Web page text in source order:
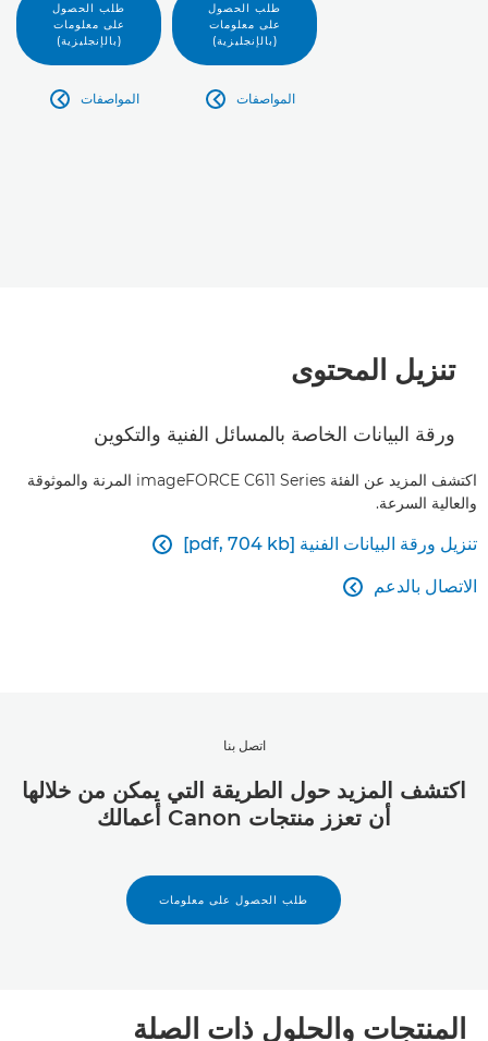
طلب الحصول
على معلومات
(بالإنجليزية)
المواصفات 
طلب الحصول
على معلومات
(بالإنجليزية)
المواصفات 
تنزيل المحتوى
ورقة البيانات الخاصة بالمسائل الفنية والتكوين
اكتشف المزيد عن الفئة imageFORCE C611 Series المرنة والموثوقة
والعالية السرعة.
تنزيل ورقة البيانات الفنية [pdf, 704 kb] 
الاتصال بالدعم 
اتصل بنا
اكتشف المزيد حول الطريقة التي يمكن من خلالها
أن تعزز منتجات Canon أعمالك
طلب الحصول على معلومات
المنتجات والحلول ذات الصلة